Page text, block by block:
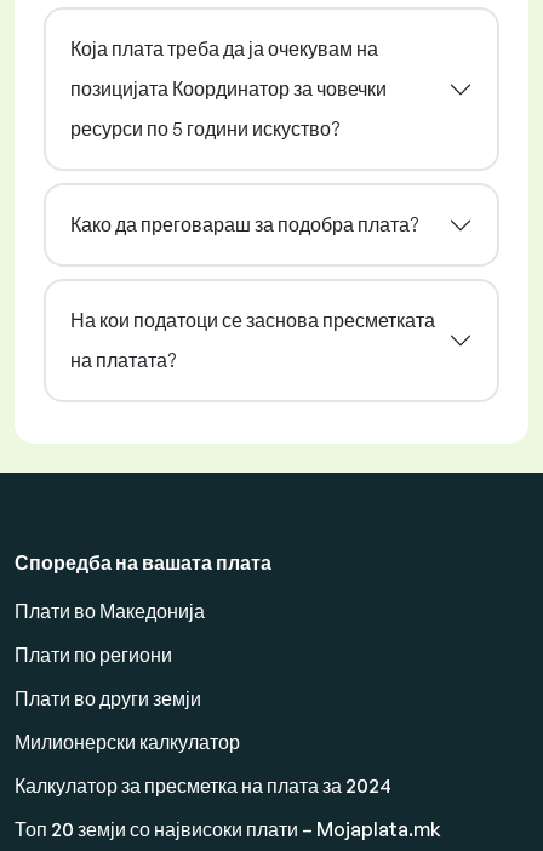
Која плата треба да ја очекувам на
позицијата Координатор за човечки
ресурси по 5 години искуство?
Како да преговараш за подобра плата?
На кои податоци се заснова пресметката
на платата?
Споредба на вашата плата
Плати во Македонија
Плати по региони
Плати во други земји
Милионерски калкулатор
Калкулатор за пресметка на плата за 2024
Топ 20 земји со највисоки плати – Mojaplata.mk